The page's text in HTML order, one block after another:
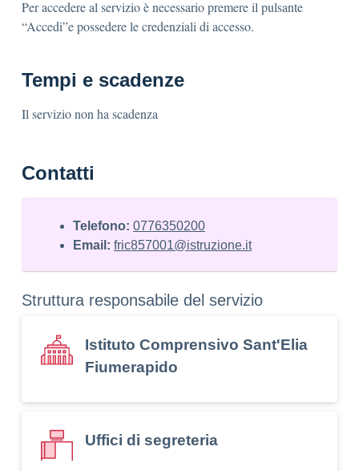
Per accedere al servizio è necessario premere il pulsante
“Accedi”e possedere le credenziali di accesso.
Tempi e scadenze
Il servizio non ha scadenza
Contatti
Telefono: 0776350200
Email: fric857001@istruzione.it
Struttura responsabile del servizio
Istituto Comprensivo Sant'Elia
Fiumerapido
Uffici di segreteria